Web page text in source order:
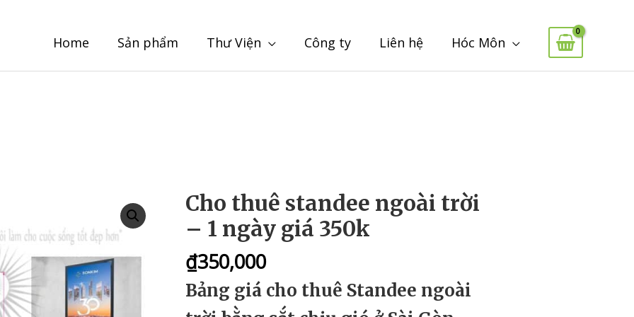
Home Sản phẩm Thư Viện Công ty Liên hệ Hóc Môn
Cho thuê standee ngoài trời
– 1 ngày giá 350k
₫350,000
Bảng giá cho thuê Standee ngoài